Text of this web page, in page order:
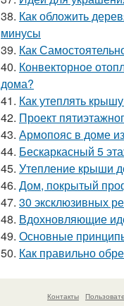
38. Как обложить
минусы
39. Как
40. Конвекторное
дома?
41. Как утеплять
42. Проект
43. Армопояс в доме
44. Бескаркасный 5
45. Утепление крыши
46. Дом, покрытый
47. 30 эксклюзивных
48. Вдохновляющие
49. Основные
50. Как правильно
Контакты